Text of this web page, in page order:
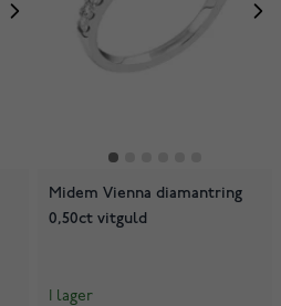
Midem Vienna diamantring
0,50ct vitguld
I lager